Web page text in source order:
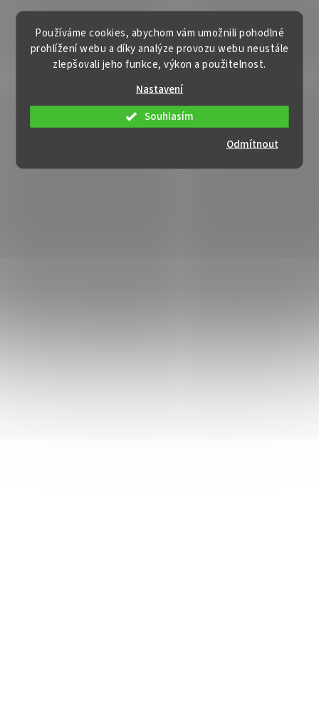
Používáme cookies, abychom vám umožnili pohodlné
prohlížení webu a díky analýze provozu webu neustále
zlepšovali jeho funkce, výkon a použitelnost.
Nastavení
Odmítnout
Souhlasím